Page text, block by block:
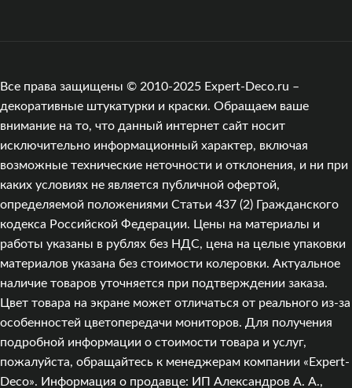
Все права защищены © 2010-2025 Expert-Deco.ru –
декоративные штукатурки и краски. Обращаем ваше
внимание на то, что данный интернет сайт носит
исключительно информационный характер, включая
возможные технические неточности и отклонения, и ни при
каких условиях не является публичной офертой,
определяемой положениями Статьи 437 (2) Гражданского
кодекса Российской Федерации. Цены на материалы и
работы указаны в рублях без НДС, цена на целые упаковки
материалов указана без стоимости колеровки. Актуальное
наличие товаров уточняется при подтверждении заказа.
Цвет товара на экране может отличаться от реального из‑за
особенностей цветопередачи мониторов. Для получения
подробной информации о стоимости товара и услуг,
пожалуйста, обращайтесь к менеджерам компании «Expert-
Deco». Информация о продавце: ИП Александров А. А.,